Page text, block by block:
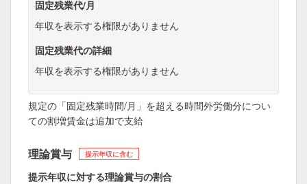
固定残業代/月
年収を表示する権限がありません
固定残業代の詳細
年収を表示する権限がありません
規定の「固定残業時間/月」を超える時間外労働分につい
ての割増賃金は追加で支給
理論賞与 提示年収に含む
提示年収に対する理論賞与の割合